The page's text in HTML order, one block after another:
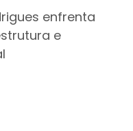
enfrenta
e